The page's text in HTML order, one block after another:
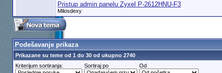
Pristup admin panelu Zyxel P-2612HNU-F3
Milosdexy
Podešavanje prikaza
Prikazane su teme od 1 do 30 od ukupno 2740
Kriterijum sortiranja:
Sortiraj po Od